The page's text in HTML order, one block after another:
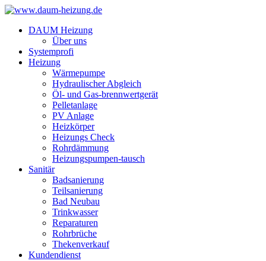
DAUM Heizung
Über uns
Systemprofi
Heizung
Wärmepumpe
Hydraulischer Abgleich
Öl- und Gas-brennwertgerät
Pelletanlage
PV Anlage
Heizkörper
Heizungs Check
Rohrdämmung
Heizungspumpen-tausch
Sanitär
Badsanierung
Teilsanierung
Bad Neubau
Trinkwasser
Reparaturen
Rohrbrüche
Thekenverkauf
Kundendienst